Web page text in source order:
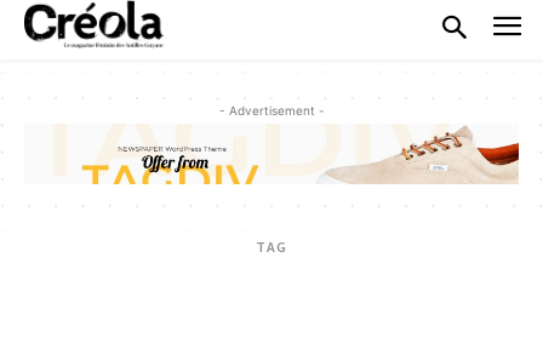
- Advertisement -
TAG